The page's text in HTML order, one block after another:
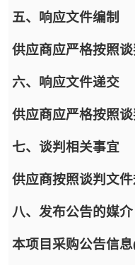
五、响应文件编制
供应商应严格按照
六、响应文件递交
供应商应严格按照
七、谈判相关事宜
供应商按照谈判文
八、发布公告的媒介
本项目采购公告信